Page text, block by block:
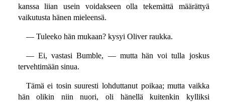
kanssa liian usein voidakseen olla tekemättä määrättyä
vaikutusta hänen mieleensä.
— Tuleeko hän mukaan? kysyi Oliver raukka.
— Ei, vastasi Bumble, — mutta hän voi tulla joskus
tervehtimään sinua.
Tämä ei tosin suuresti lohduttanut poikaa; mutta vaikka
hän olikin niin nuori, oli hänellä kuitenkin kylliksi